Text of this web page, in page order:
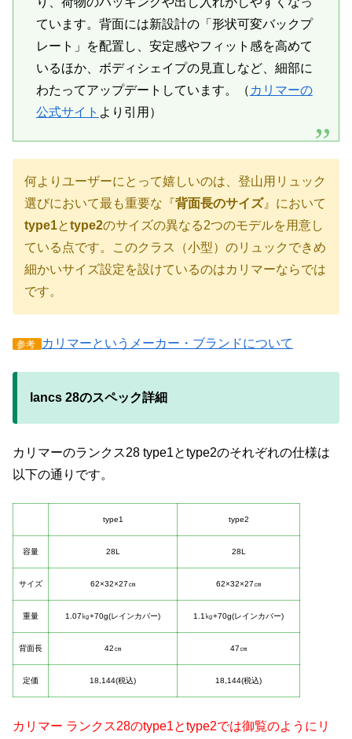
ています。背面には新設計の「形状可変バックプ
レート」を配置し、安定感やフィット感を高めて
いるほか、ボディシェイプの見直しなど、細部に
わたってアップデートしています。（ カリマーの
公式サイト より引用）
何よりユーザーにとって嬉しいのは、登山用リュック
選びにおいて最も重要な『背面長のサイズ』において
type1とtype2のサイズの異なる2つのモデルを用意し
ている点です。このクラス（小型）のリュックできめ
細かいサイズ設定を設けているのはカリマーならでは
です。
参考 カリマーというメーカー・ブランドについて
lancs 28のスペック詳細
カリマーのランクス28 type1とtype2のそれぞれの仕様は
以下の通りです。
type1 type2
容量 28L 28L
サイズ 62×32×27㎝ 62×32×27㎝
重量 1.07㎏+70g(レインカバー) 1.1㎏+70g(レインカバー)
背面長 42㎝ 47㎝
定価 18,144(税込) 18,144(税込)
カリマー ランクス28のtype1とtype2では御覧のようにリ